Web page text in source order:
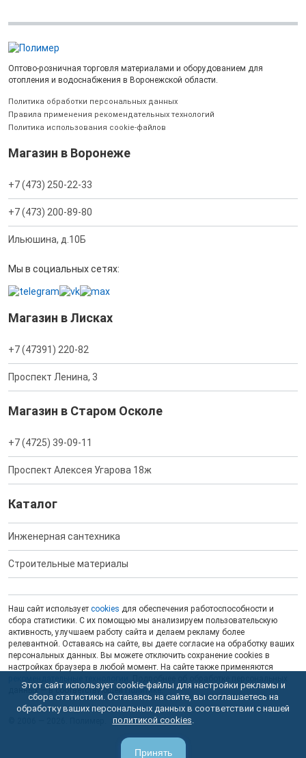
Оптово-розничная торговля материалами и оборудованием для
отопления и водоснабжения в Воронежской области.
Политика обработки персональных данных
Правила применения рекомендательных технологий
Политика использования cookie-файлов
Магазин в Воронеже
+7 (473) 250-22-33
+7 (473) 200-89-80
Ильюшина, д.10Б
Мы в социальных сетях:
Магазин в Лисках
+7 (47391) 220-82
Проспект Ленина, 3
Магазин в Старом Осколе
+7 (4725) 39-09-11
Проспект Алексея Угарова 18ж
Каталог
Инженерная сантехника
Строительные материалы
Наш сайт использует cookies для обеспечения работоспособности и
сбора статистики. С их помощью мы анализируем пользовательскую
активность, улучшаем работу сайта и делаем рекламу более
релевантной. Оставаясь на сайте, вы даете согласие на обработку ваших
персональных данных. Вы можете отключить сохранение cookies в
настройках браузера в любой момент. На сайте также применяются
данных — в соответствующейПолитике.
Этот сайт использует cookie-файлы для настройки рекламы и
сбора статистики. Оставаясь на сайте, вы соглашаетесь на
обработку ваших персональных данных в соответствии с нашей
политикой cookies.
Принять